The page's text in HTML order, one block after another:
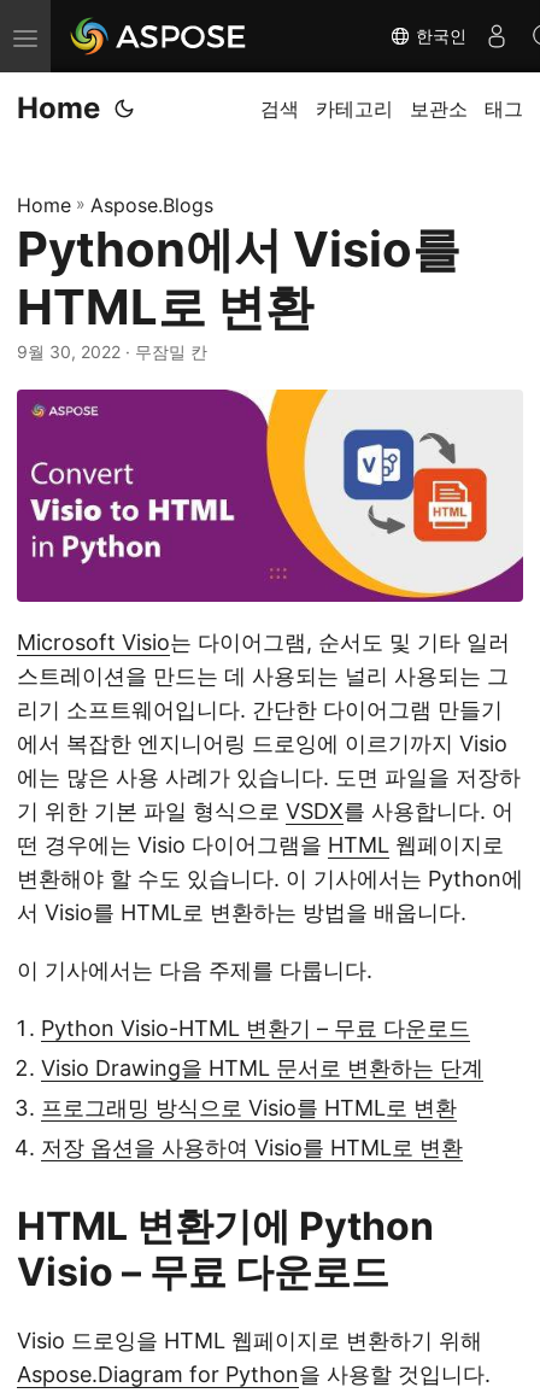
탐
색
전
한국인
Home 검색 카테고리 보관소 태그
Home » Aspose.Blogs
Python에서 Visio를
HTML로 변환
9월 30, 2022 · 무잠밀 칸
Microsoft Visio는 다이어그램, 순서도 및 기타 일러
스트레이션을 만드는 데 사용되는 널리 사용되는 그
리기 소프트웨어입니다. 간단한 다이어그램 만들기
에서 복잡한 엔지니어링 드로잉에 이르기까지 Visio
에는 많은 사용 사례가 있습니다. 도면 파일을 저장하
기 위한 기본 파일 형식으로 VSDX를 사용합니다. 어
떤 경우에는 Visio 다이어그램을 HTML 웹페이지로
변환해야 할 수도 있습니다. 이 기사에서는 Python에
서 Visio를 HTML로 변환하는 방법을 배웁니다.
이 기사에서는 다음 주제를 다룹니다.
Python Visio-HTML 변환기 – 무료 다운로드
Visio Drawing을 HTML 문서로 변환하는 단계
프로그래밍 방식으로 Visio를 HTML로 변환
저장 옵션을 사용하여 Visio를 HTML로 변환
HTML 변환기에 Python
Visio – 무료 다운로드
Visio 드로잉을 HTML 웹페이지로 변환하기 위해
Aspose.Diagram for Python을 사용할 것입니다.